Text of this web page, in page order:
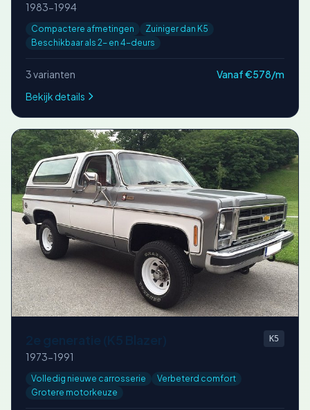
1983-1994
Compactere afmetingen
Zuiniger dan K5
Beschikbaar als 2- en 4-deurs
3 varianten
Vanaf €578/m
Bekijk details
1973-1991
K5
Volledig nieuwe carrosserie
Verbeterd comfort
Grotere motorkeuze